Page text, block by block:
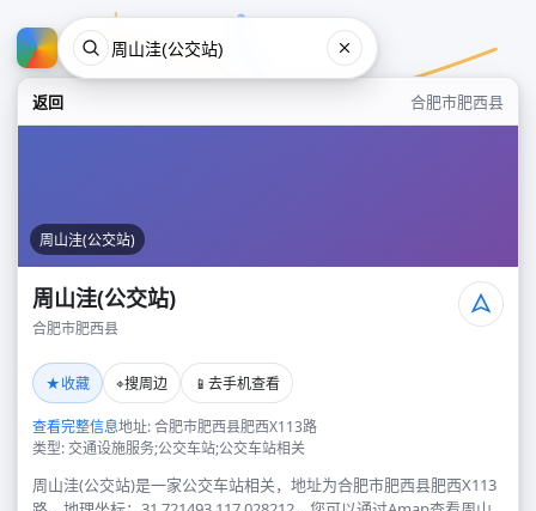
返回 合肥市肥西县
周山洼(公交站)
周山洼(公交站)
合肥市肥西县
★收藏 ⌖搜周边 📱 去手机查看
查看完整信息地址: 合肥市肥西县肥西X113路
类型: 交通设施服务;公交车站;公交车站相关
周山洼(公交站)是一家公交车站相关，地址为合肥市肥西县肥西X113